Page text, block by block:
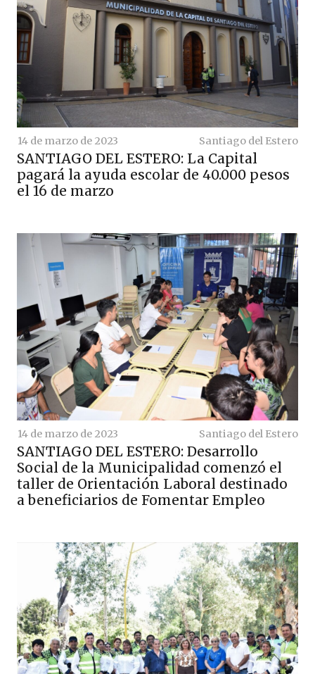
14 de marzo de 2023 Santiago del Estero
SANTIAGO DEL ESTERO: La Capital
pagará la ayuda escolar de 40.000 pesos
el 16 de marzo
14 de marzo de 2023 Santiago del Estero
SANTIAGO DEL ESTERO: Desarrollo
Social de la Municipalidad comenzó el
taller de Orientación Laboral destinado
a beneficiarios de Fomentar Empleo